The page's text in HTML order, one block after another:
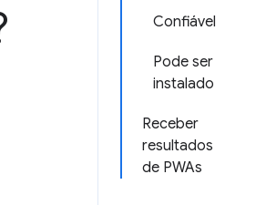
Confiável
Pode ser
instalado
Receber
resultados
de PWAs